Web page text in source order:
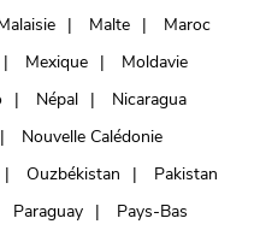
Malte
Maroc
Mexique
Moldavie
Népal
Nicaragua
Nouvelle Calédonie
Ouzbékistan
Pakistan
Paraguay
Pays-Bas